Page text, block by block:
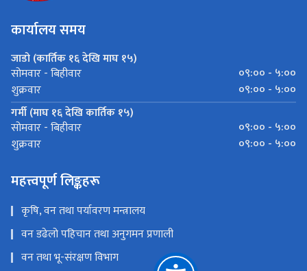
कार्यालय समय
जाडो (कार्तिक १६ देखि माघ १५)
सोमवार - बिहीवार
०९:०० - ५:००
शुक्रवार
०९:०० - ५:००
गर्मी (माघ १६ देखि कार्तिक १५)
सोमवार - बिहीवार
०९:०० - ५:००
शुक्रवार
०९:०० - ५:००
महत्त्वपूर्ण लिङ्कहरू
कृषि, वन तथा पर्यावरण मन्त्रालय
वन डढेलो पहिचान तथा अनुगमन प्रणाली
वन तथा भू-संरक्षण विभाग